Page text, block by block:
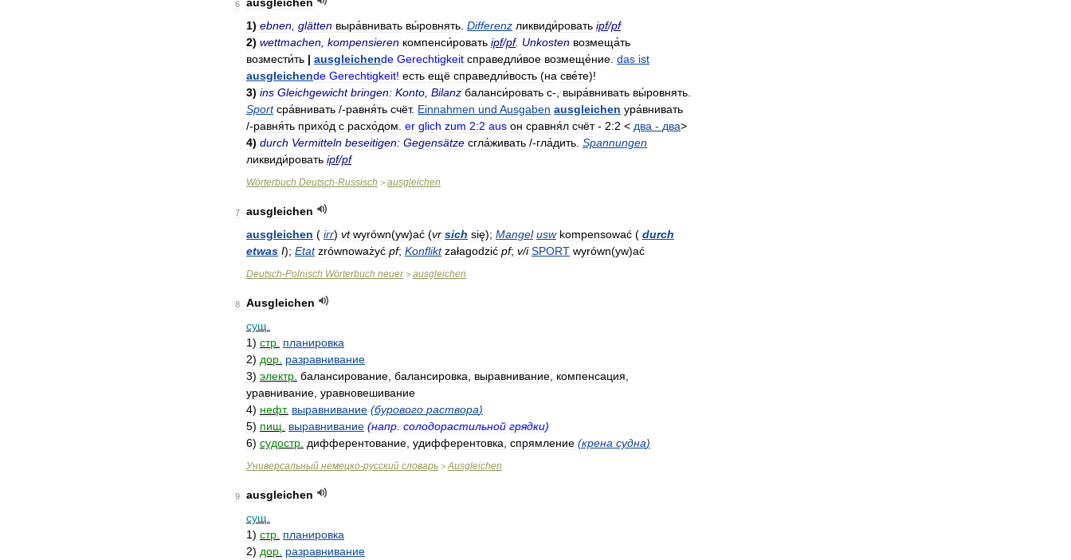
6
1) ebnen glätten выра́внивать вы́ровнять Differenz ликвиди́ровать ipf/pf
2) wettmachen kompensieren компенси́ровать ipf/pf. Unkosten возмеща́ть
возмести́ть | ausgleichende Gerechtigkeit справедли́вое возмеще́ние das ist
ausgleichende Gerechtigkeit! есть ещё справедли́вость (на све́те)!
3) ins Gleichgewicht bringen: Konto Bilanz баланси́ровать с-, выра́внивать вы́ровнять
Sport сра́внивать /-равня́ть счёт. Einnahmen und Ausgaben ausgleichen ура́внивать
/-равня́ть прихо́д с расхо́дом er glich zum 2:2 aus он сравня́л счёт- 2:2 < два - два>
4) durch Vermitteln beseitigen: Gegensätze сгла́живать /-гла́дить Spannungen
ликвиди́ровать ipf/pf
Wörterbuch Deutsch-Russisch > ausgleichen
7
ausgleichen
ausgleichen ( irr) vt wyrówn(yw)ać (vr sich się); Mangel usw kompensować ( durch
etwas I); Etat zrównoważyć pf; Konflikt załagodzić pf; v/i SPORT wyrówn(yw)ać
Deutsch-Polnisch Wörterbuch neuer> ausgleichen
8
Ausgleichen
сущ
1) стр планировка
2) дор разравнивание
3) электр балансирование балансировка выравнивание компенсация
уравнивание уравновешивание
4) нефт. выравнивание (бурового раствора)
5) пищ выравнивание (напр солодорастильной грядки)
6) судостр дифферентование удифферентовка спрямление (крена судна)
Универсальный немецко-русский словарь > Ausgleichen
9
ausgleichen
сущ
1) стр планировка
2) дор разравнивание